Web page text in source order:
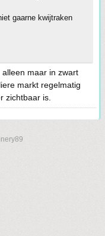
gaarne kwijtraken
maar in zwart
markt regelmatig
zichtbaar is.